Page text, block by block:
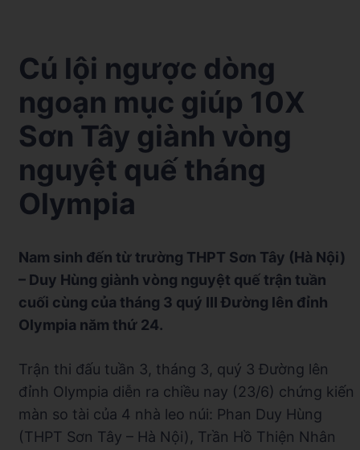
Cú lội ngược dòng
ngoạn mục giúp 10X
Sơn Tây giành vòng
nguyệt quế tháng
Olympia
Nam sinh đến từ trường THPT Sơn Tây (Hà Nội)
– Duy Hùng giành vòng nguyệt quế trận tuần
cuối cùng của tháng 3 quý III Đường lên đỉnh
Olympia năm thứ 24.
Trận thi đấu tuần 3, tháng 3, quý 3 Đường lên
đỉnh Olympia diễn ra chiều nay (23/6) chứng kiến
màn so tài của 4 nhà leo núi: Phan Duy Hùng
(THPT Sơn Tây – Hà Nội), Trần Hồ Thiện Nhân